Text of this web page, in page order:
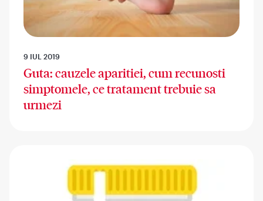
9 IUL 2019
Guta: cauzele aparitiei, cum recunosti
simptomele, ce tratament trebuie sa
urmezi